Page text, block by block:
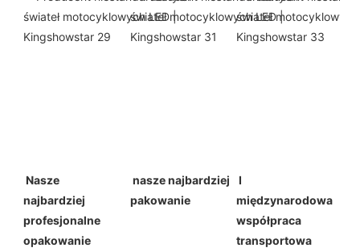
Nasze
najbardziej
profesjonalne
opakowanie
pakowanie
I
międzynarodowa
współpraca
transportowa